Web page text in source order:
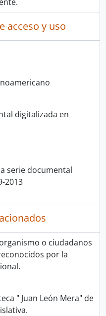
acceso y uso
digitalizada en
serie documental
2013
o ciudadanos
por la
" Juan León Mera" de